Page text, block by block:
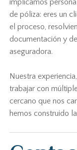
implicamos
de póliza: eres un
el proceso,
documentación y
aseguradora.
Nuestra
trabajar con
cercano que nos
hemos construido